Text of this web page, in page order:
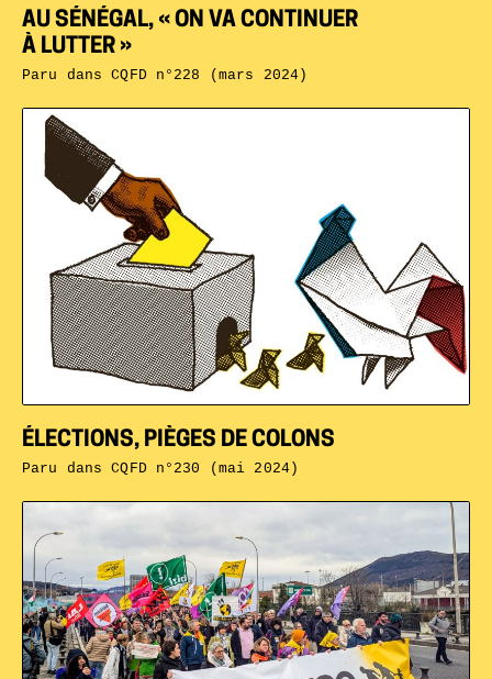
ÉLECTIONS, PIÈGES DE COLONS
Paru dansCQFD n°230 (mai 2024)
AU SÉNÉGAL, « ON VA CONTINUER
À LUTTER »
Paru dansCQFD n°228 (mars 2024)